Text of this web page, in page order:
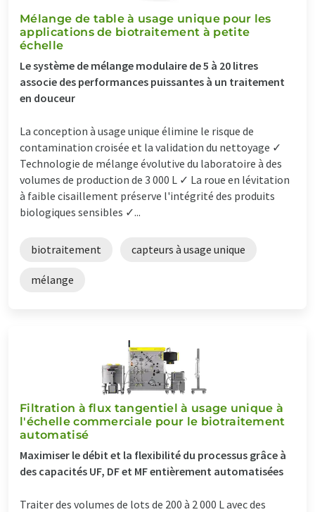
Mélange de table à usage unique pour les
applications de biotraitement à petite
échelle
Le système de mélange modulaire de 5 à 20 litres
associe des performances puissantes à un traitement
en douceur
La conception à usage unique élimine le risque de
contamination croisée et la validation du nettoyage ✓
Technologie de mélange évolutive du laboratoire à des
volumes de production de 3 000 L ✓ La roue en lévitation
à faible cisaillement préserve l'intégrité des produits
biologiques sensibles ✓...
biotraitement capteurs à usage unique
mélange
Filtration à flux tangentiel à usage unique à
l'échelle commerciale pour le biotraitement
automatisé
Maximiser le débit et la flexibilité du processus grâce à
des capacités UF, DF et MF entièrement automatisées
Traiter des volumes de lots de 200 à 2 000 L avec des